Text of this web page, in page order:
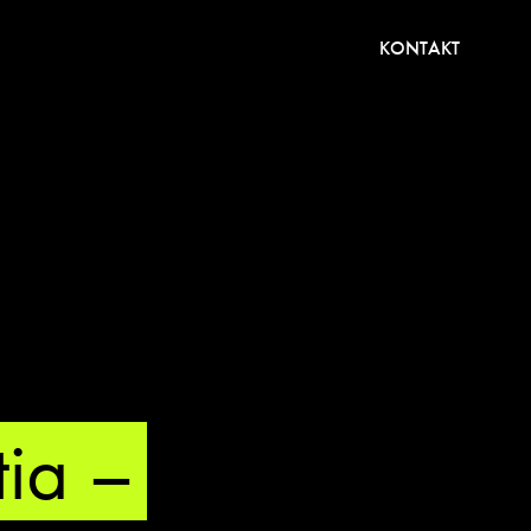
KONTAKT
–